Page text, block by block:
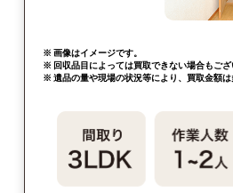
※ 画像はイメージです。
※ 回収品目によっては買取できない場合もござ
※ 遺品の量や現場の状況等により、買取金額は